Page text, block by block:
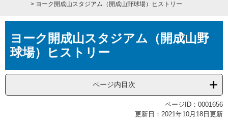
> ヨーク開成山スタジアム（開成山野球場）ヒストリー
文ヨーク開成山スタジアム（開成山野
球場）ヒストリー
ページ内目次
ページID：0001656
更新日：2021年10月18日更新